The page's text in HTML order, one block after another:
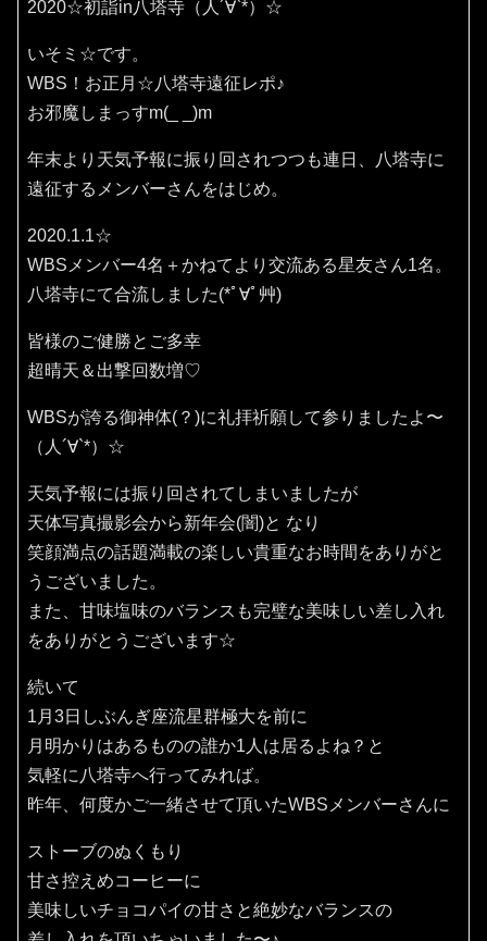
2020☆初詣in八塔寺（人´∀`*）☆
いそミ☆です。
WBS！お正月☆八塔寺遠征レポ♪
お邪魔しまっすm(_ _)m
年末より天気予報に振り回されつつも連日、八塔寺に
遠征するメンバーさんをはじめ。
2020.1.1☆
WBSメンバー4名＋かねてより交流ある星友さん1名。
八塔寺にて合流しました(*ﾟ∀ﾟ艸)
皆様のご健勝とご多幸
超晴天＆出撃回数増♡
WBSが誇る御神体(？)に礼拝祈願して参りましたよ〜
（人´∀`*）☆
天気予報には振り回されてしまいましたが
天体写真撮影会から新年会(闇)と なり
笑顔満点の話題満載の楽しい貴重なお時間をありがと
うございました。
また、甘味塩味のバランスも完璧な美味しい差し入れ
をありがとうございます☆
続いて
1月3日しぶんぎ座流星群極大を前に
月明かりはあるものの誰か1人は居るよね？と
気軽に八塔寺へ行ってみれば。
昨年、何度かご一緒させて頂いたWBSメンバーさんに
ストーブのぬくもり
甘さ控えめコーヒーに
美味しいチョコパイの甘さと絶妙なバランスの